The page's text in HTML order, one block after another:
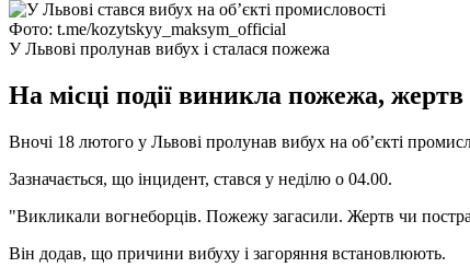
Фото: t.me/kozytskyy_maksym_official
У Львові пролунав вибух і сталася пожежа
На місці події виникла пожежа,
Вночі 18 лютого у Львові пролунав вибух на об’єкті
Зазначається, що інцидент, стався у неділю о 04.00.
"Викликали вогнеборців. Пожежу загасили. Жертв чи
Він додав, що причини вибуху і загоряння встановлюють.